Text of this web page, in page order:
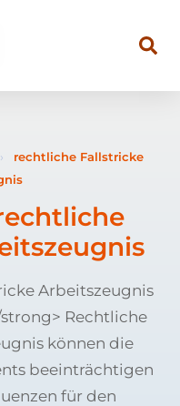
›
rechtliche Fallstricke
Arbeitszeugnis
Rechtliche
können die
beeinträchtigen
für den